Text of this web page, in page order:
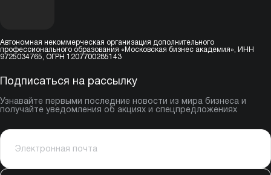
Автономная некоммерческая организация дополнительного
профессионального образования «Московская бизнес академия», ИНН
9725034765, ОГРН 1207700285143
Подписаться на рассылку
Узнавайте первыми последние новости из мира бизнеса и
получайте уведомления об акциях и спецпредложениях